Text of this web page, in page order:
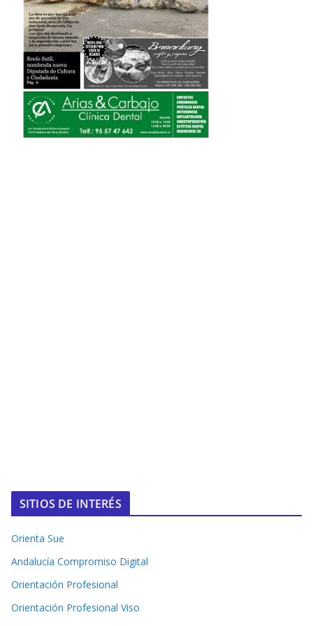
SITIOS DE INTERÉS
Orienta Sue
Andalucía Compromiso Digital
Orientación Profesional
Orientación Profesional Viso